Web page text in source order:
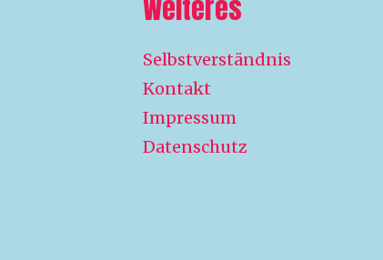
Weiteres
Selbstverständnis
Kontakt
Impressum
Datenschutz